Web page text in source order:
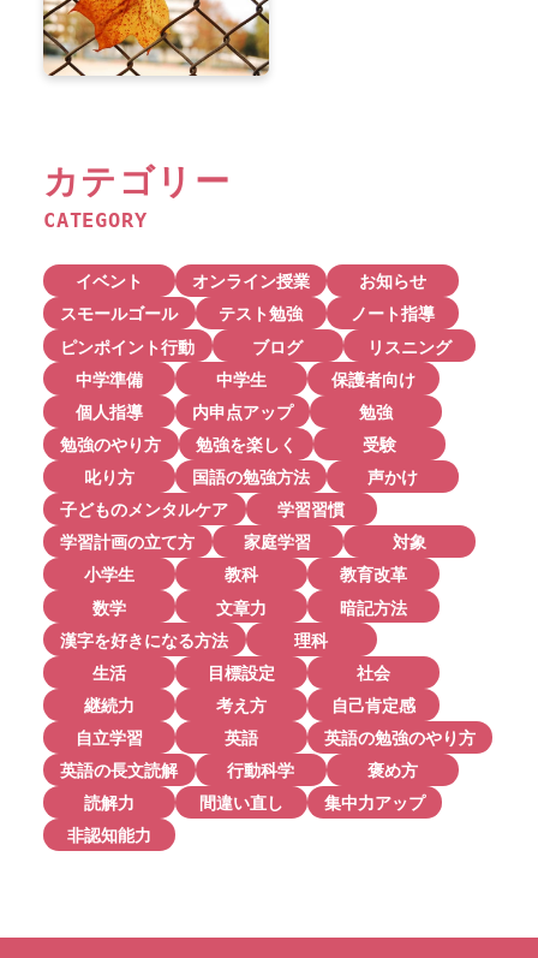
カテゴリー
CATEGORY
イベント オンライン授業
お知らせ
スモールゴール
テスト勉強
ノート指導
ピンポイント行動
ブログ
リスニング
中学準備
中学生
保護者向け
個人指導
内申点アップ
勉強
勉強のやり方
勉強を楽しく
受験
叱り方
国語の勉強方法
声かけ
子どものメンタルケア
学習習慣
学習計画の立て方
家庭学習
対象
小学生
教科
教育改革
数学
文章力
暗記方法
漢字を好きになる方法
理科
生活
目標設定
社会
継続力
考え方
自己肯定感
自立学習
英語
英語の勉強のやり方
英語の長文読解
行動科学
褒め方
読解力
間違い直し
集中力アップ
非認知能力